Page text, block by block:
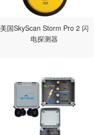
美国SkyScan Storm Pro 2 闪
电探测器